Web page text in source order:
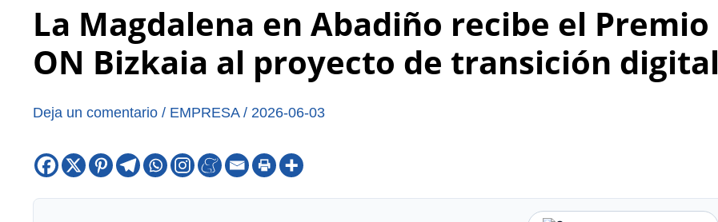
La Magdalena en Abadiño recibe el Premio
ON Bizkaia al proyecto de transición digital
Deja un comentario / EMPRESA/ 2026-06-03